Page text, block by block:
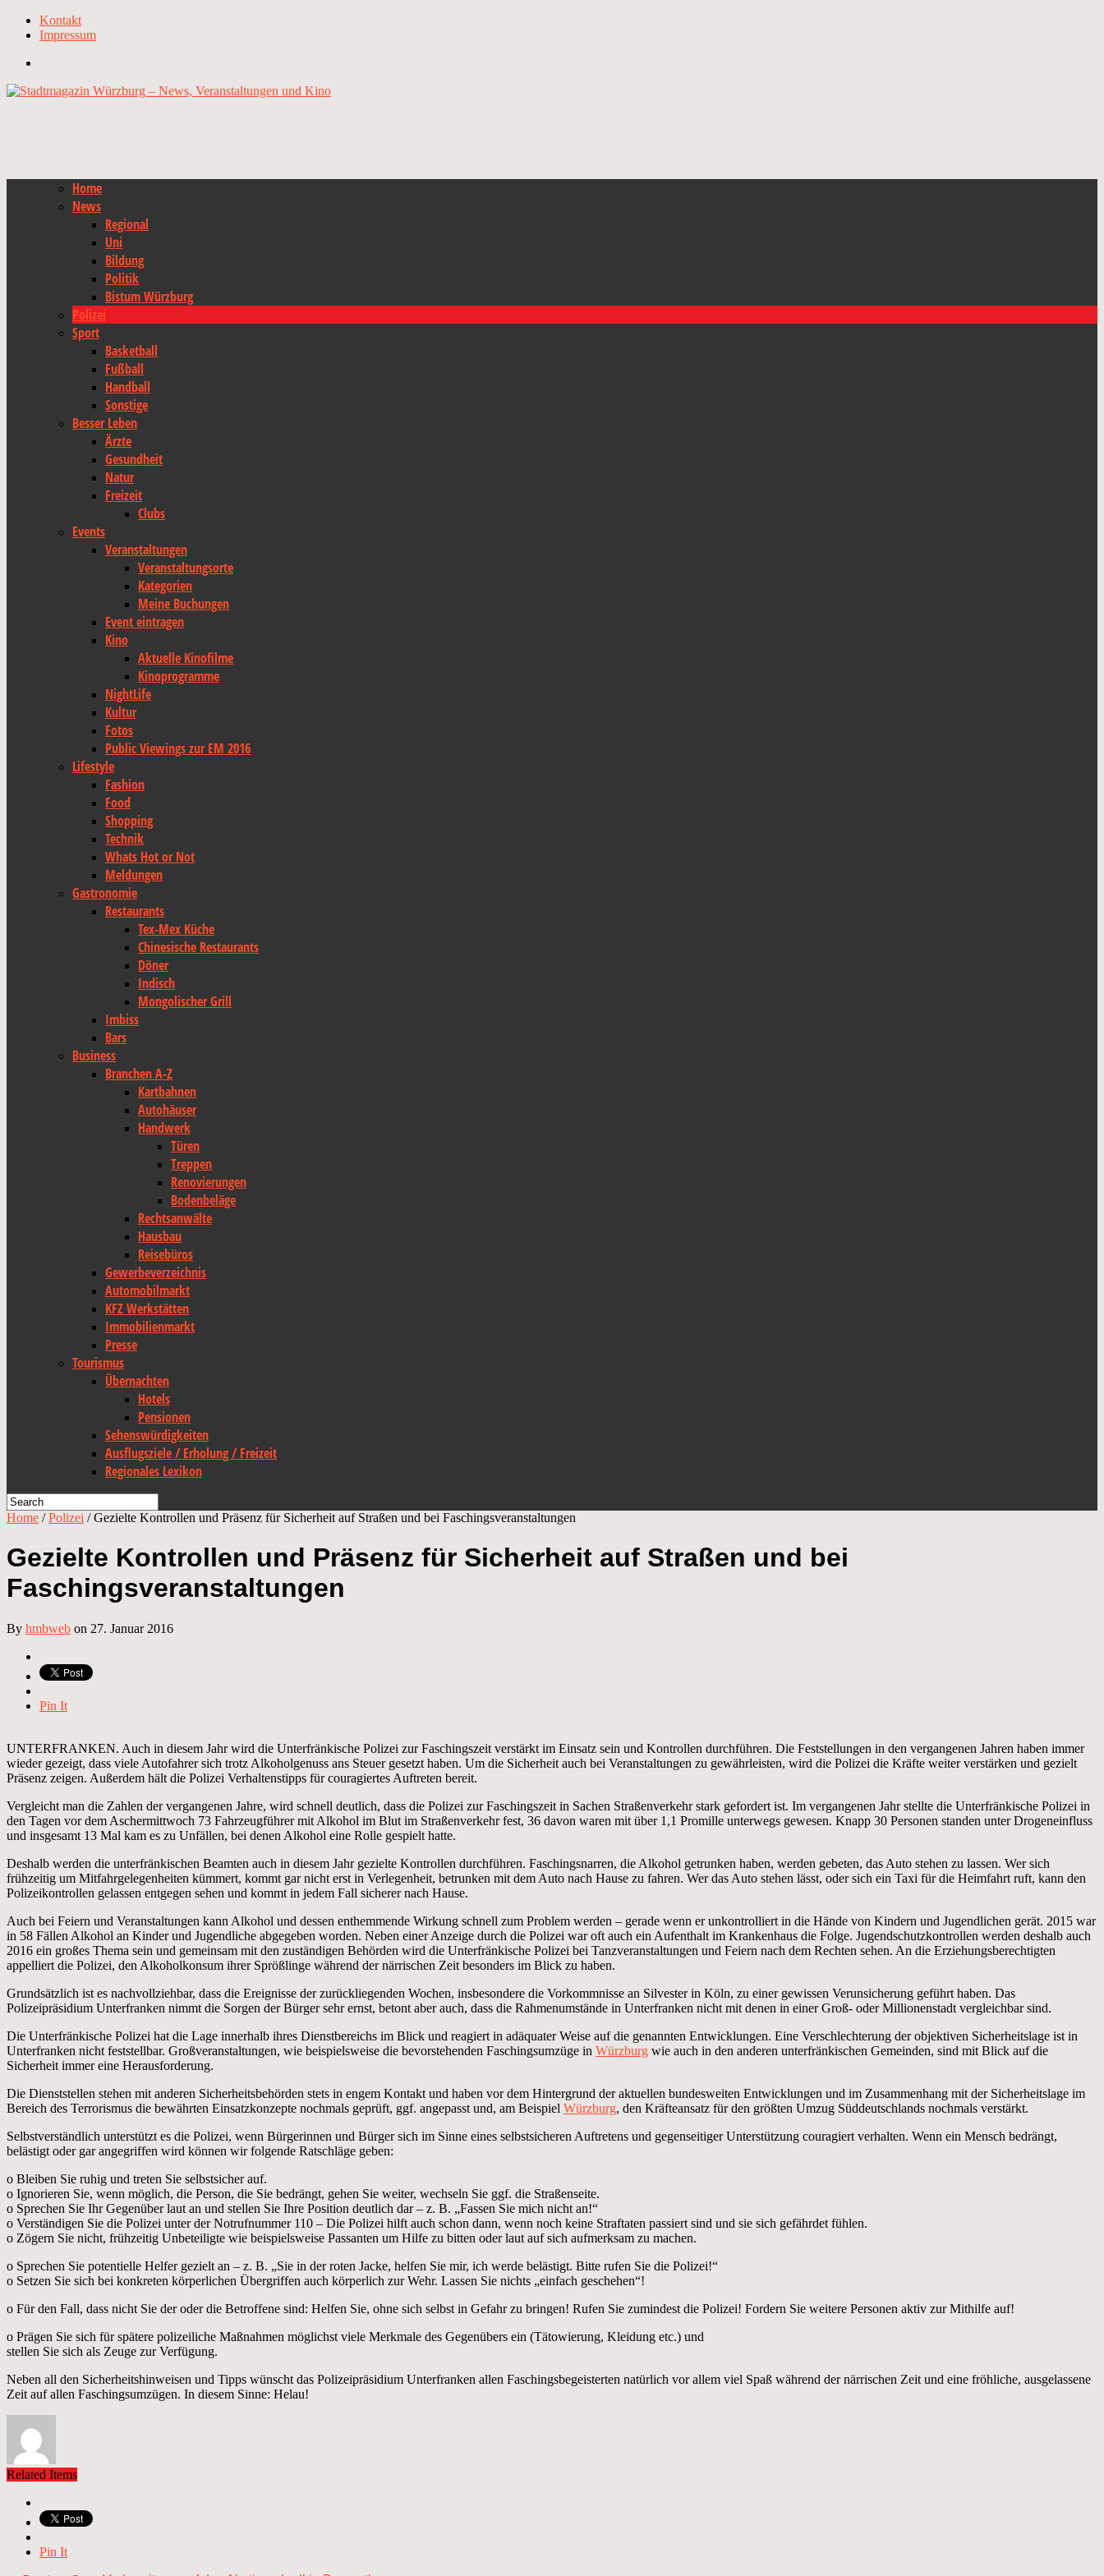
Kontakt
Impressum
Home
News
Regional
Uni
Bildung
Politik
Bistum Würzburg
Polizei
Sport
Basketball
Fußball
Handball
Sonstige
Besser Leben
Ärzte
Gesundheit
Natur
Freizeit
Clubs
Events
Veranstaltungen
Veranstaltungsorte
Kategorien
Meine Buchungen
Event eintragen
Kino
Aktuelle Kinofilme
Kinoprogramme
NightLife
Kultur
Fotos
Public Viewings zur EM 2016
Lifestyle
Fashion
Food
Shopping
Technik
Whats Hot or Not
Meldungen
Gastronomie
Restaurants
Tex-Mex Küche
Chinesische Restaurants
Döner
Indisch
Mongolischer Grill
Imbiss
Bars
Business
Branchen A-Z
Kartbahnen
Autohäuser
Handwerk
Türen
Treppen
Renovierungen
Bodenbeläge
Rechtsanwälte
Hausbau
Reisebüros
Gewerbeverzeichnis
Automobilmarkt
KFZ Werkstätten
Immobilienmarkt
Presse
Tourismus
Übernachten
Hotels
Pensionen
Sehenswürdigkeiten
Ausflugsziele / Erholung / Freizeit
Regionales Lexikon
Home /Polizei /Gezielte Kontrollen und Präsenz für Sicherheit auf Straßen und bei Faschingsveranstaltungen
Gezielte Kontrollen und Präsenz für Sicherheit auf Straßen und bei
Faschingsveranstaltungen
By hmbweb on 27. Januar 2016
Pin It
UNTERFRANKEN. Auch in diesem Jahr wird die Unterfränkische Polizei zur Faschingszeit verstärkt im Einsatz sein und Kontrollen durchführen. Die Feststellungen in den vergangenen Jahren haben immer
wieder gezeigt, dass viele Autofahrer sich trotz Alkoholgenuss ans Steuer gesetzt haben. Um die Sicherheit auch bei Veranstaltungen zu gewährleisten, wird die Polizei die Kräfte weiter verstärken und gezielt
Präsenz zeigen. Außerdem hält die Polizei Verhaltenstipps für couragiertes Auftreten bereit.
Vergleicht man die Zahlen der vergangenen Jahre, wird schnell deutlich, dass die Polizei zur Faschingszeit in Sachen Straßenverkehr stark gefordert ist. Im vergangenen Jahr stellte die Unterfränkische Polizei in
den Tagen vor dem Aschermittwoch 73 Fahrzeugführer mit Alkohol im Blut im Straßenverkehr fest, 36 davon waren mit über 1,1 Promille unterwegs gewesen. Knapp 30 Personen standen unter Drogeneinfluss
und insgesamt 13 Mal kam es zu Unfällen, bei denen Alkohol eine Rolle gespielt hatte.
Deshalb werden die unterfränkischen Beamten auch in diesem Jahr gezielte Kontrollen durchführen. Faschingsnarren, die Alkohol getrunken haben, werden gebeten, das Auto stehen zu lassen. Wer sich
frühzeitig um Mitfahrgelegenheiten kümmert, kommt gar nicht erst in Verlegenheit, betrunken mit dem Auto nach Hause zu fahren. Wer das Auto stehen lässt, oder sich ein Taxi für die Heimfahrt ruft, kann den
Polizeikontrollen gelassen entgegen sehen und kommt in jedem Fall sicherer nach Hause.
Auch bei Feiern und Veranstaltungen kann Alkohol und dessen enthemmende Wirkung schnell zum Problem werden – gerade wenn er unkontrolliert in die Hände von Kindern und Jugendlichen gerät. 2015 war
in 58 Fällen Alkohol an Kinder und Jugendliche abgegeben worden. Neben einer Anzeige durch die Polizei war oft auch ein Aufenthalt im Krankenhaus die Folge. Jugendschutzkontrollen werden deshalb auch
2016 ein großes Thema sein und gemeinsam mit den zuständigen Behörden wird die Unterfränkische Polizei bei Tanzveranstaltungen und Feiern nach dem Rechten sehen. An die Erziehungsberechtigten
appelliert die Polizei, den Alkoholkonsum ihrer Sprößlinge während der närrischen Zeit besonders im Blick zu haben.
Grundsätzlich ist es nachvollziehbar, dass die Ereignisse der zurückliegenden Wochen, insbesondere die Vorkommnisse an Silvester in Köln, zu einer gewissen Verunsicherung geführt haben. Das
Polizeipräsidium Unterfranken nimmt die Sorgen der Bürger sehr ernst, betont aber auch, dass die Rahmenumstände in Unterfranken nicht mit denen in einer Groß- oder Millionenstadt vergleichbar sind.
Die Unterfränkische Polizei hat die Lage innerhalb ihres Dienstbereichs im Blick und reagiert in adäquater Weise auf die genannten Entwicklungen. Eine Verschlechterung der objektiven Sicherheitslage ist in
Unterfranken nicht feststellbar. Großveranstaltungen, wie beispielsweise die bevorstehenden Faschingsumzüge in Würzburg wie auch in den anderen unterfränkischen Gemeinden, sind mit Blick auf die
Sicherheit immer eine Herausforderung.
Die Dienststellen stehen mit anderen Sicherheitsbehörden stets in engem Kontakt und haben vor dem Hintergrund der aktuellen bundesweiten Entwicklungen und im Zusammenhang mit der Sicherheitslage im
Bereich des Terrorismus die bewährten Einsatzkonzepte nochmals geprüft, ggf. angepasst und, am Beispiel Würzburg, den Kräfteansatz für den größten Umzug Süddeutschlands nochmals verstärkt.
Selbstverständlich unterstützt es die Polizei, wenn Bürgerinnen und Bürger sich im Sinne eines selbstsicheren Auftretens und gegenseitiger Unterstützung couragiert verhalten. Wenn ein Mensch bedrängt,
belästigt oder gar angegriffen wird können wir folgende Ratschläge geben:
o Bleiben Sie ruhig und treten Sie selbstsicher auf.
o Ignorieren Sie, wenn möglich, die Person, die Sie bedrängt, gehen Sie weiter, wechseln Sie ggf. die Straßenseite.
o Sprechen Sie Ihr Gegenüber laut an und stellen Sie Ihre Position deutlich dar – z. B. „Fassen Sie mich nicht an!“
o Verständigen Sie die Polizei unter der Notrufnummer 110 – Die Polizei hilft auch schon dann, wenn noch keine Straftaten passiert sind und sie sich gefährdet fühlen.
o Zögern Sie nicht, frühzeitig Unbeteiligte wie beispielsweise Passanten um Hilfe zu bitten oder laut auf sich aufmerksam zu machen.
o Sprechen Sie potentielle Helfer gezielt an – z. B. „Sie in der roten Jacke, helfen Sie mir, ich werde belästigt. Bitte rufen Sie die Polizei!“
o Setzen Sie sich bei konkreten körperlichen Übergriffen auch körperlich zur Wehr. Lassen Sie nichts „einfach geschehen“!
o Für den Fall, dass nicht Sie der oder die Betroffene sind: Helfen Sie, ohne sich selbst in Gefahr zu bringen! Rufen Sie zumindest die Polizei! Fordern Sie weitere Personen aktiv zur Mithilfe auf!
o Prägen Sie sich für spätere polizeiliche Maßnahmen möglichst viele Merkmale des Gegenübers ein (Tätowierung, Kleidung etc.) und
stellen Sie sich als Zeuge zur Verfügung.
Neben all den Sicherheitshinweisen und Tipps wünscht das Polizeipräsidium Unterfranken allen Faschingsbegeisterten natürlich vor allem viel Spaß während der närrischen Zeit und eine fröhliche, ausgelassene
Zeit auf allen Faschingsumzügen. In diesem Sinne: Helau!
Related Items
Pin It